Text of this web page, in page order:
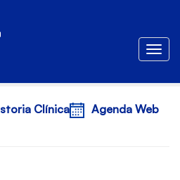
Clínica Agenda Web